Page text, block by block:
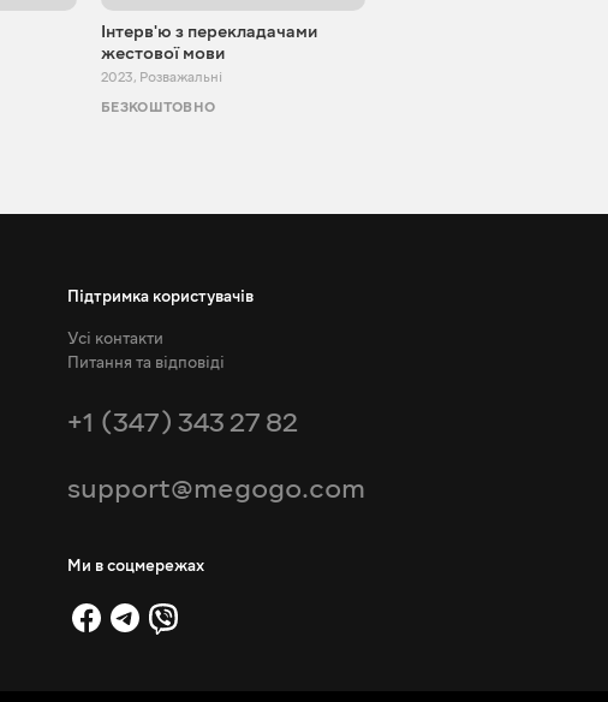
Інтерв'ю з перекладачами
жестової мови
2023, Розважальні
БЕЗКОШТОВНО
Підтримка користувачів
Усі контакти
Питання та відповіді
+1 (347) 343 27 82
support@megogo.com
Ми в соцмережах